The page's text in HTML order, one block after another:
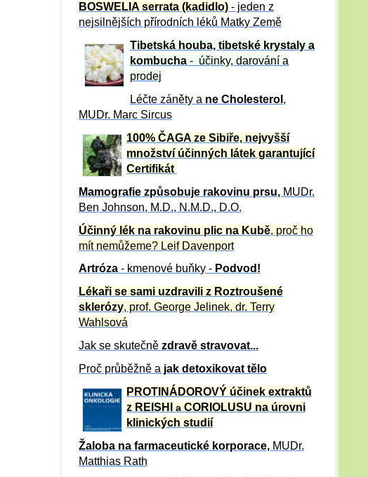
BOSWELIA serrata (kadidlo) - jeden z
nejsilnějších přírodních léků Matky Země
Tibetská houba, tibetské krystaly a
kombucha - účinky, darování a
prodej
Léčte záněty a ne Cholesterol ,
MUDr. Marc Sircus
100% ČAGA ze Sibiře, nejvyšší
množství účinných látek garantující
Certifikát
Mamografie způsobuje rakovinu prsu, MUDr.
Ben Johnson, M.D., N.M.D., D.O.
Účinný lék na rakovinu plic na Kubě, proč ho
mít nemůžeme? Leif Davenport
Artróza - kmenové buňky - Podvod!
Lékaři se sami uzdravili z Roztroušené
sklerózy, prof. George Jelinek, dr. Terry
Wahlsová
Jak se skutečně zdravě stravovat...
Proč průběžně a jak detoxikovat tělo
PROTINÁDOROVÝ účinek extraktů
z REISHI a CORIOLUSU na úrovni
klinických studií
Žaloba na farmaceutické korporace, MUDr.
Matthias Rath